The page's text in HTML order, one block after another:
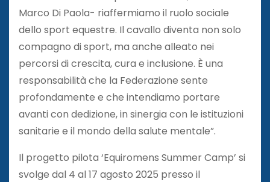
Marco Di Paola- riaffermiamo il ruolo sociale
dello sport equestre. Il cavallo diventa non solo
compagno di sport, ma anche alleato nei
percorsi di crescita, cura e inclusione. È una
responsabilità che la Federazione sente
profondamente e che intendiamo portare
avanti con dedizione, in sinergia con le istituzioni
sanitarie e il mondo della salute mentale”.
Il progetto pilota ‘Equiromens Summer Camp’ si
svolge dal 4 al 17 agosto 2025 presso il